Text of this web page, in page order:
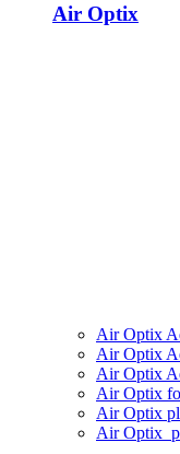
Air Optix
Air Optix
Air Optix
Air Optix
Air Optix
Air Optix
Air Optix